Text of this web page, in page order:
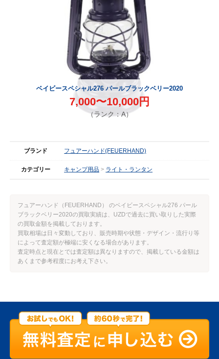
ベイビースペシャル276 パールブラックベリー2020
7,000〜10,000円
（ランク：A）
ブランド フュアーハンド(FEUERHAND)
カテゴリー キャンプ用品 ライト・ランタン
フュアーハンド（FEUERHAND） のベイビースペシャル276 パール
ブラックベリー2020の買取実績は、UZDで過去に買い取りした実際
の買取金額を掲載しております。
買取相場は日々変動しており、販売時期や状態・デザイン・流行り等
によって査定額が極端に安くなる場合があります。
査定時点と現在とでは査定額は異なりますので、掲載している金額は
あくまで参考程度にお考え下さい。